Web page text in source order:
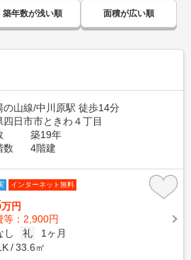
築年数が浅い順 面積が広い順
の山線/中川原駅 徒歩14分
四日市市ときわ４丁目
築19年
数
4階建
インターネット無料
万円
等：2,900円
し 礼
1ヶ月
33.6㎡